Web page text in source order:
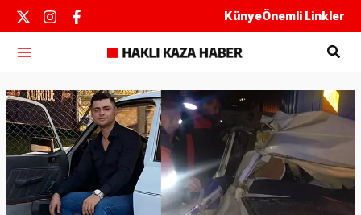
İçeriğe
atla
KünyeÖnemli Linkler